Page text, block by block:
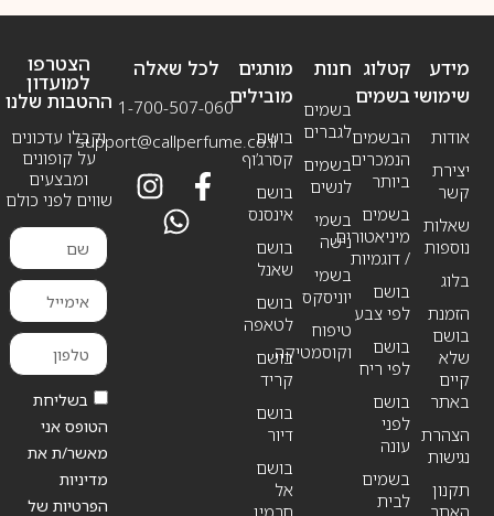
מידע
שימושי
אודות
יצירת
קשר
שאלות
נוספות
בלוג
הזמנת
בושם
שלא
קיים
באתר
הצהרת
נגישות
תקנון
האתר
חנות
בשמים
לגברים
בשמים
לנשים
בשמי
נישה
בשמי
יוניסקס
טיפוח
וקוסמטיקה
קטלוג
בשמים
הבשמים
הנמכרים
ביותר
בשמים
מיניאטורים
/ דוגמיות
בושם
לפי צבע
בושם
לפי ריח
בושם
לפני
עונה
בשמים
לבית
מותגים
מובילים
בושם
קסרג’וף
בושם
אינסנס
בושם
שאנל
בושם
לטאפה
בושם
קריד
בושם
דיור
בושם
אל
חרמין
לכל שאלה
1-700-507-060
support@callperfume.co.il
הצטרפו
למועדון
ההטבות שלנו
וקבלו עדכונים
על קופונים
ומבצעים
שווים לפני כולם
בשליחת
הטופס אני
מאשר/ת את
מדיניות
הפרטיות של